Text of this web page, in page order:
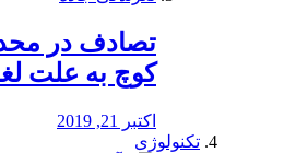
تصادف در
کوچ به علت
اکتبر 21, 2019
تکنولوژی